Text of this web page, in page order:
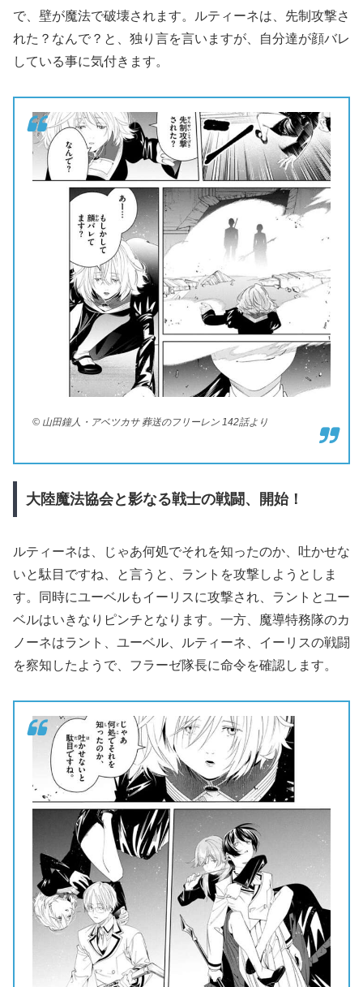
で、壁が魔法で破壊されます。ルティーネは、先制攻撃さ
れた？なんで？と、独り言を言いますが、自分達が顔バレ
している事に気付きます。
© 山田鐘人・アベツカサ 葬送のフリーレン 142話より
大陸魔法協会と影なる戦士の戦闘、開始！
ルティーネは、じゃあ何処でそれを知ったのか、吐かせな
いと駄目ですね、と言うと、ラントを攻撃しようとしま
す。同時にユーベルもイーリスに攻撃され、ラントとユー
ベルはいきなりピンチとなります。一方、魔導特務隊のカ
ノーネはラント、ユーベル、ルティーネ、イーリスの戦闘
を察知したようで、フラーゼ隊長に命令を確認します。